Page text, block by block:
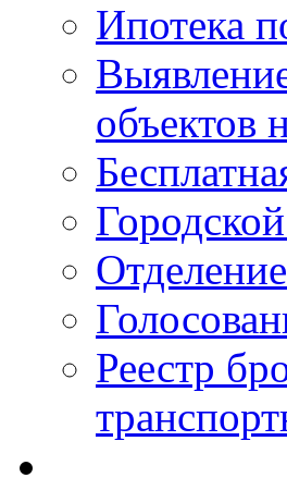
Ипотека
объектов
Реестр